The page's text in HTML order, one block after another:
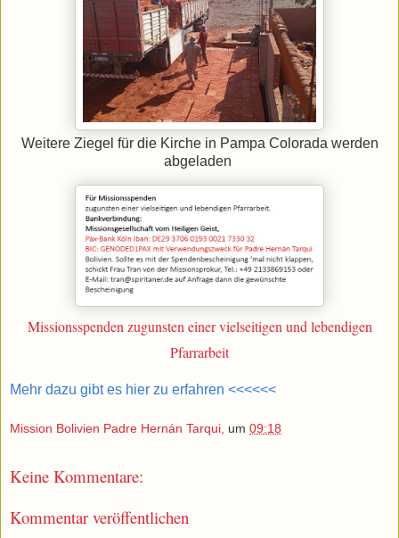
Weitere Ziegel für die Kirche in Pampa Colorada werden
abgeladen
Missionsspenden zugunsten einer vielseitigen und lebendigen
Pfarrarbeit
Mehr dazu gibt es hier zu erfahren <<<<<<
Mission Bolivien Padre Hernán Tarqui, um 09:18
Keine Kommentare:
Kommentar veröffentlichen